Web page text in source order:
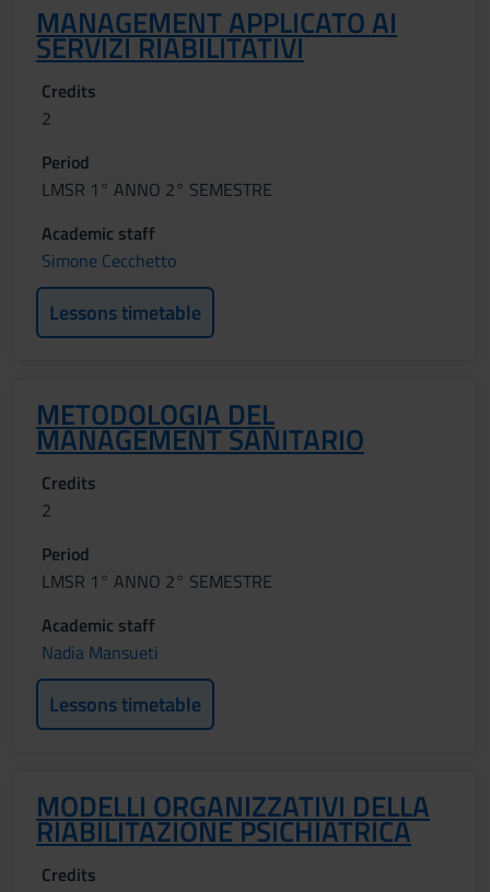
MANAGEMENT APPLICATO AI
SERVIZI RIABILITATIVI
Credits
2
Period
LMSR 1° ANNO 2° SEMESTRE
Academic staff
Simone Cecchetto
Lessons timetable
METODOLOGIA DEL
MANAGEMENT SANITARIO
Credits
2
Period
LMSR 1° ANNO 2° SEMESTRE
Academic staff
Nadia Mansueti
Lessons timetable
MODELLI ORGANIZZATIVI DELLA
RIABILITAZIONE PSICHIATRICA
Credits